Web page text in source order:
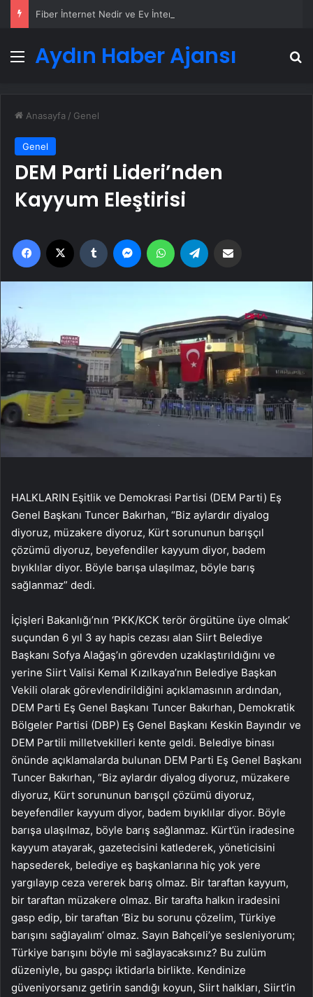
Fiber İnternet Nedir ve Ev İnterneti Nasıl Seçilir
Menü
Aydın Haber Ajansı
Anasayfa / Genel
Genel
DEM Parti Lideri’nden
Kayyum Eleştirisi
Facebook Tumblr MessengerWhatsApp
HALKLARIN Eşitlik ve Demokrasi Partisi (DEM Parti) Eş
Genel Başkanı Tuncer Bakırhan, “Biz aylardır diyalog
diyoruz, müzakere diyoruz, Kürt sorununun barışçıl
çözümü diyoruz, beyefendiler kayyum diyor, badem
bıyıklılar diyor. Böyle barışa ulaşılmaz, böyle barış
sağlanmaz” dedi.
İçişleri Bakanlığı’nın ‘PKK/KCK terör örgütüne üye olmak’
suçundan 6 yıl 3 ay hapis cezası alan Siirt Belediye
Başkanı Sofya Alağaş’ın görevden uzaklaştırıldığını ve
yerine Siirt Valisi Kemal Kızılkaya’nın Belediye Başkan
Vekili olarak görevlendirildiğini açıklamasının ardından,
DEM Parti Eş Genel Başkanı Tuncer Bakırhan, Demokratik
Bölgeler Partisi (DBP) Eş Genel Başkanı Keskin Bayındır ve
DEM Partili milletvekilleri kente geldi. Belediye binası
önünde açıklamalarda bulunan DEM Parti Eş Genel Başkanı
Tuncer Bakırhan, “Biz aylardır diyalog diyoruz, müzakere
diyoruz, Kürt sorununun barışçıl çözümü diyoruz,
beyefendiler kayyum diyor, badem bıyıklılar diyor. Böyle
barışa ulaşılmaz, böyle barış sağlanmaz. Kürt’ün iradesine
kayyum atayarak, gazetecisini katlederek, yöneticisini
hapsederek, belediye eş başkanlarına hiç yok yere
yargılayıp ceza vererek barış olmaz. Bir taraftan kayyum,
bir taraftan müzakere olmaz. Bir tarafta halkın iradesini
gasp edip, bir taraftan ‘Biz bu sorunu çözelim, Türkiye
barışını sağlayalım’ olmaz. Sayın Bahçeli’ye sesleniyorum;
Türkiye barışını böyle mi sağlayacaksınız? Bu zulüm
düzeniyle, bu gaspçı iktidarla birlikte. Kendinize
güveniyorsanız getirin sandığı koyun, Siirt halkları, Siirt’in